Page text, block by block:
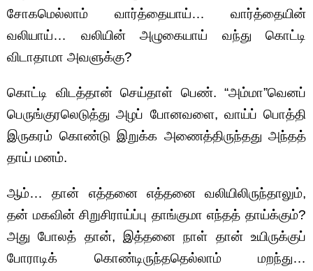
சோகமெல்லாம் வார்த்தையாய்… வார்த்தையின்
வலியாய்… வலியின் அழுகையாய் வந்து கொட்டி
விடாதாமா அவளுக்கு?
கொட்டி விடத்தான் செய்தாள் பெண். “அம்மா”வெனப்
பெருங்குரலெடுத்து அழப் போனவளை, வாய்ப் பொத்தி
இருகரம் கொண்டு இறுக்க அணைத்திருந்தது அந்தத்
தாய் மனம்.
ஆம்… தான் எத்தனை எத்தனை வலியிலிருந்தாலும்,
தன் மகவின் சிறுசிராய்ப்பு தாங்குமா எந்தத் தாய்க்கும்?
அது போலத் தான், இத்தனை நாள் தான் உயிருக்குப்
போராடிக் கொண்டிருந்ததெல்லாம் மறந்து…